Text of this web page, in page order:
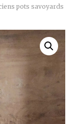
n
pots savoyards